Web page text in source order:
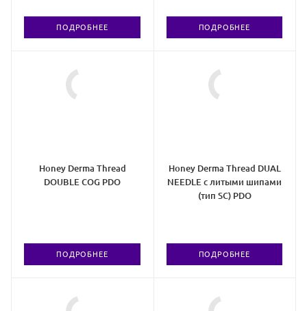
ПОДРОБНЕЕ ПОДРОБНЕЕ
Honey Derma Thread
DOUBLE COG PDO
ПОДРОБНЕЕ
Honey Derma Thread DUAL
NEEDLE c литыми шипами
(тип SC) PDO
ПОДРОБНЕЕ